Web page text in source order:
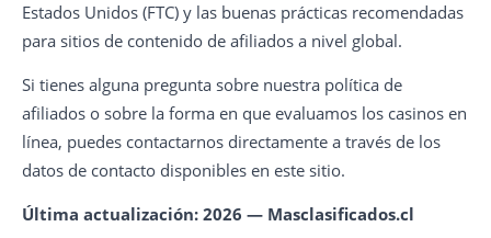
Estados Unidos (FTC) y las buenas prácticas recomendadas
para sitios de contenido de afiliados a nivel global.
Si tienes alguna pregunta sobre nuestra política de
afiliados o sobre la forma en que evaluamos los casinos en
línea, puedes contactarnos directamente a través de los
datos de contacto disponibles en este sitio.
Última actualización: 2026 — Masclasificados.cl